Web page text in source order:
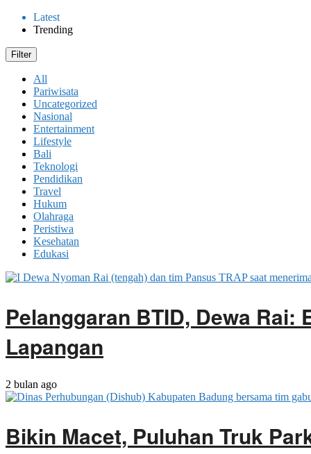
Latest
Trending
Filter
All
Pariwisata
Uncategorized
Nasional
Entertainment
Lifestyle
Bali
Teknologi
Pendidikan
Travel
Hukum
Olahraga
Peristiwa
Kesehatan
Edukasi
Pelanggaran BTID, Dewa
Lapangan
2 bulan ago
Bikin Macet, Puluhan Truk